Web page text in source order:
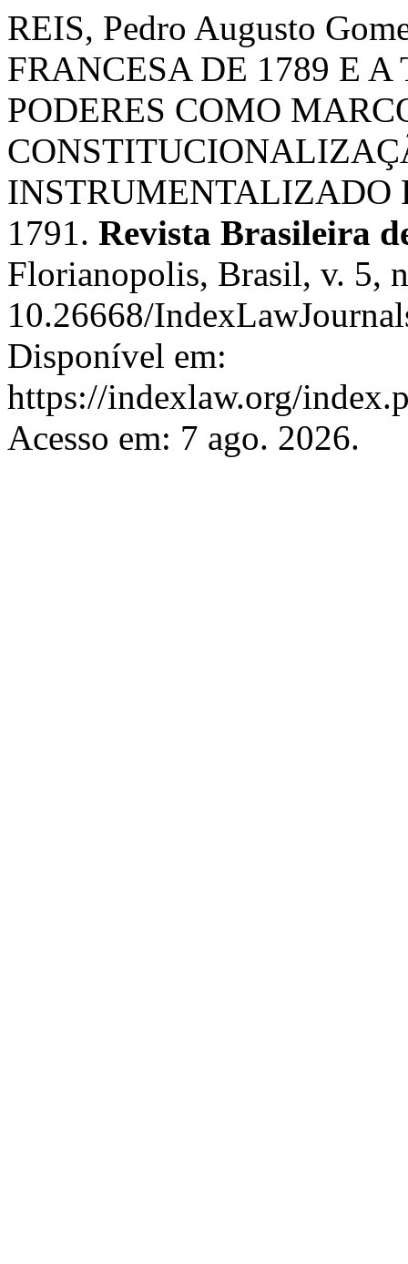
REIS, Pedro Augusto
FRANCESA DE 1789 E
PODERES COMO
INSTRUMENTALIZADO
1791. Revista Brasileira
Florianopolis, Brasil, v. 5,
10.26668/
Disponível em:
https://indexlaw.org/
Acesso em: 7 ago. 2026.